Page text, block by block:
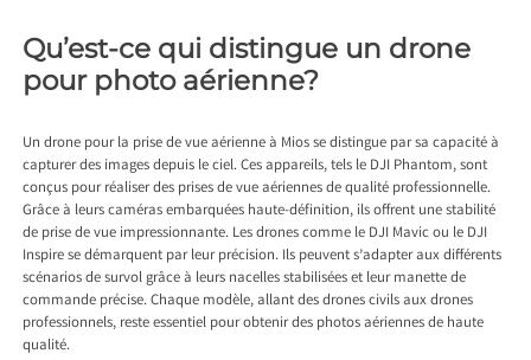
Qu’est-ce qui distingue un drone
pour photo aérienne?
Undrone pour la prise de vue aérienne à Miosse distingue par sa capacité à
capturer des images depuis le ciel. Ces appareils, tels le DJI Phantom, sont
conçus pour réaliser des prises de vue aériennes de qualité professionnelle.
Grâce à leurs caméras embarquées haute-définition, ils offrent une stabilité
de prise de vue impressionnante. Les drones comme le DJI Mavic ou le DJI
Inspire se démarquent par leur précision. Ils peuvent s’adapter aux différents
scénarios de survol grâce à leurs nacelles stabilisées et leur manette de
commande précise. Chaque modèle, allant des drones civils aux drones
professionnels, reste essentiel pour obtenir des photos aériennes de haute
qualité.